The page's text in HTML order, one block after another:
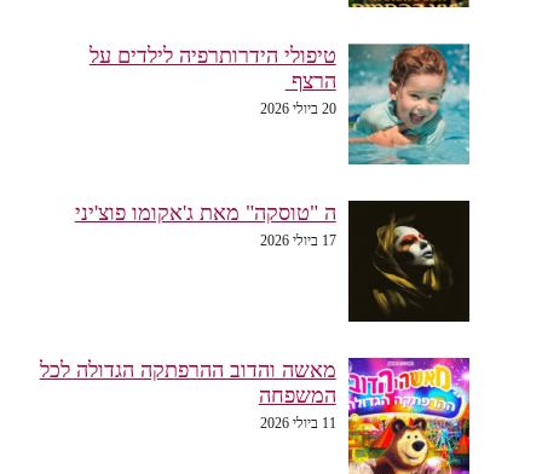
טיפולי הידרותרפיה לילדים על
הרצף
20 ביולי 2026
ה "טוסקה" מאת ג'אקומו פוצ'יני
17 ביולי 2026
מאשה והדוב ההרפתקה הגדולה לכל
המשפחה
11 ביולי 2026